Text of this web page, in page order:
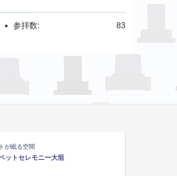
83
参拝数:
が眠る空間
ットセレモニー大垣